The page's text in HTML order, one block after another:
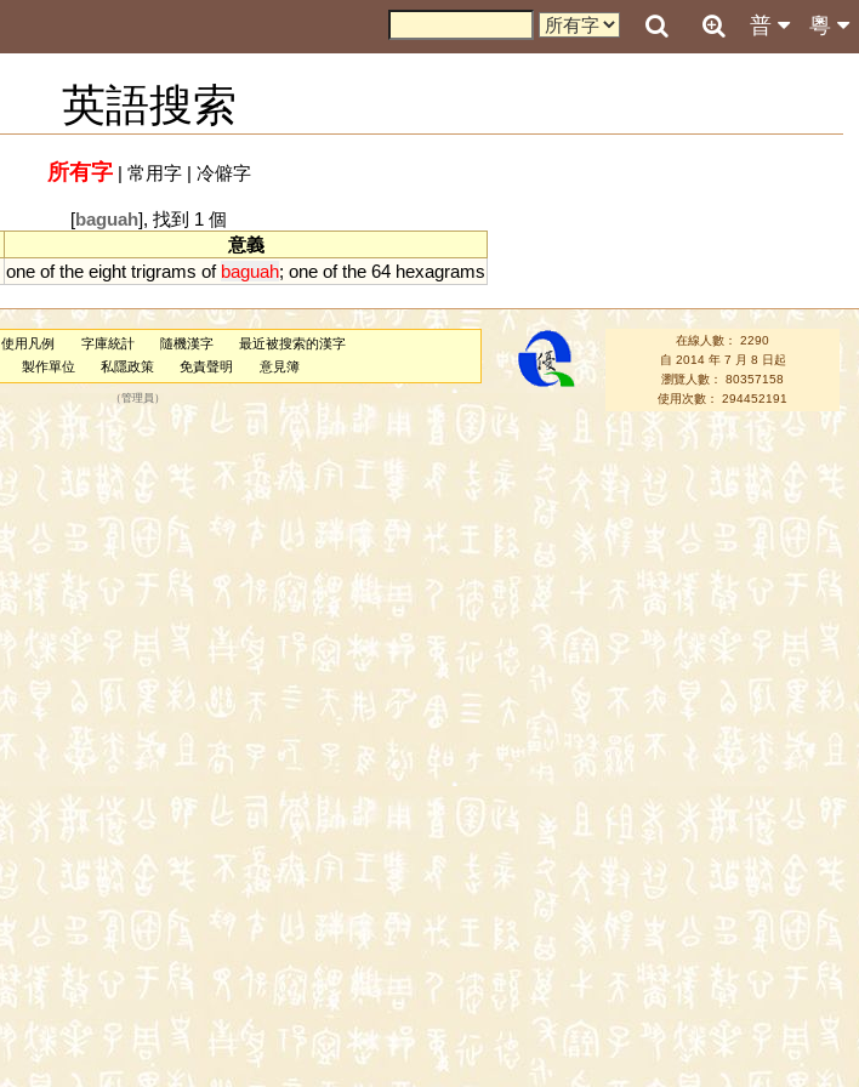
粵
普
英語搜索
所有字| 常用字| 冷僻字
[baguah], 找到 1 個
意義
one of the eight trigrams of baguah; one of the 64 hexagrams
使用凡例 字庫統計 隨機漢字
最近被搜索的漢字
製作單位 私隱政策 免責聲明 意見簿
（管理員 ）
在線人數： 2290
自 2014 年 7 月 8 日起
瀏覽人數： 80357158
使用次數： 294452191